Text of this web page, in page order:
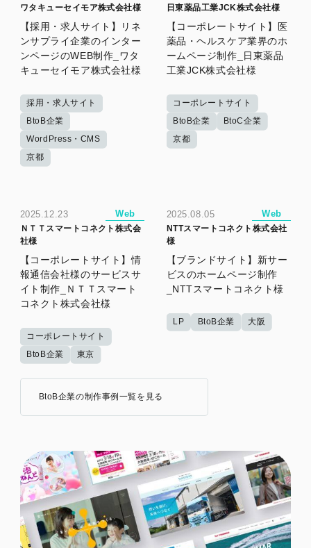
ワタキューセイモア株式会社様
【採用・求人サイト】リネ
ンサプライ企業のインター
ンページのWEB制作_ワタ
キューセイモア株式会社様
採用・求人サイト
BtoB企業
WordPress・CMS
京都
日東薬品工業JCK株式会社様
【コーポレートサイト】医
薬品・ヘルスケア業界のホ
ームページ制作_日東薬品
工業JCK株式会社様
コーポレートサイト
BtoB企業
BtoC企業
京都
2025.12.23 Web
ＮＴＴスマートコネクト株式会
社様
【コーポレートサイト】情
報通信会社様のサービスサ
イト制作_ＮＴＴスマート
コネクト株式会社様
コーポレートサイト
BtoB企業
東京
2025.08.05 Web
NTTスマートコネクト株式会社
様
【ブランドサイト】新サー
ビスのホームページ制作
_NTTスマートコネクト様
LP BtoB企業 大阪
BtoB企業の制作事例一覧を見る